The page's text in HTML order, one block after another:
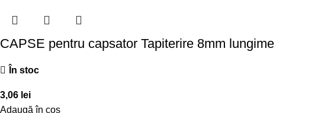
CAPSE pentru capsator Tapiterire 8mm lungime
În stoc
3,06 lei
Adaugă în coș